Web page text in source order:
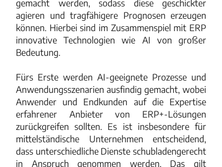
gemacht werden, sodass diese geschickter
agieren und tragfähigere Prognosen erzeugen
können. Hierbei sind im Zusammenspiel mit ERP
innovative Technologien wie AI von großer
Bedeutung.
Fürs Erste werden AI-geeignete Prozesse und
Anwendungsszenarien ausfindig gemacht, wobei
Anwender und Endkunden auf die Expertise
erfahrener Anbieter von ERP+-Lösungen
zurückgreifen sollten. Es ist insbesondere für
mittelständische Unternehmen entscheidend,
dass unterschiedliche Dienste schubladengerecht
in Anspruch genommen werden. Das gilt